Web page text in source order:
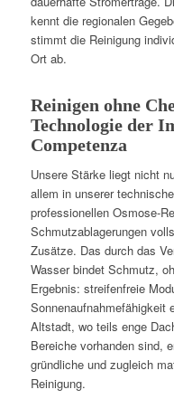
kennt die regionalen
stimmt die Reinigung
Ort ab.
Reinigen ohne
Technologie der
Competenza
Unsere Stärke liegt nicht
allem in unserer
professionellen Osmose-
Schmutzablagerungen
Zusätze. Das durch das
Wasser bindet Schmutz,
Ergebnis: streifenfreie
Sonnenaufnahmefähigkeit
Altstadt, wo teils enge
Bereiche vorhanden sind,
gründliche und zugleich
Reinigung.